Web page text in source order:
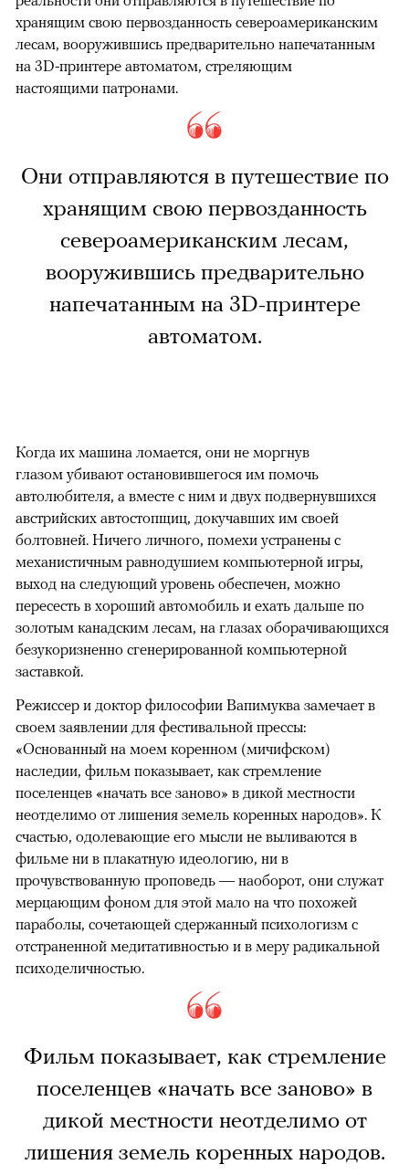
хранящим свою первозданность североамериканским
лесам, вооружившись предварительно напечатанным
на 3D-принтере автоматом, стреляющим
настоящими патронами.
Они отправляются в путешествие по
хранящим свою первозданность
североамериканским лесам,
вооружившись предварительно
напечатанным на 3D-принтере
автоматом.
Когда их машина ломается, они не моргнув
глазом убивают остановившегося им помочь
автолюбителя, а вместе с ним и двух подвернувшихся
австрийских автостопщиц, докучавших им своей
болтовней. Ничего личного, помехи устранены с
механистичным равнодушием компьютерной игры,
выход на следующий уровень обеспечен, можно
пересесть в хороший автомобиль и ехать дальше по
золотым канадским лесам, на глазах оборачивающихся
безукоризненно сгенерированной компьютерной
заставкой.
Режиссер и доктор философии Вапимуква замечает в
своем заявлении для фестивальной прессы:
«Основанный на моем коренном (мичифском)
наследии, фильм показывает, как стремление
поселенцев «начать все заново» в дикой местности
неотделимо от лишения земель коренных народов». К
счастью, одолевающие его мысли не выливаются в
фильме ни в плакатную идеологию, ни в
прочувствованную проповедь — наоборот, они служат
мерцающим фоном для этой мало на что похожей
параболы, сочетающей сдержанный психологизм с
отстраненной медитативностью и в меру радикальной
психоделичностью.
Фильм показывает, как стремление
поселенцев «начать все заново» в
дикой местности неотделимо от
лишения земель коренных народов.